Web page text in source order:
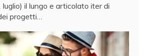
luglio) il lungo e articolato iter di
progetti…